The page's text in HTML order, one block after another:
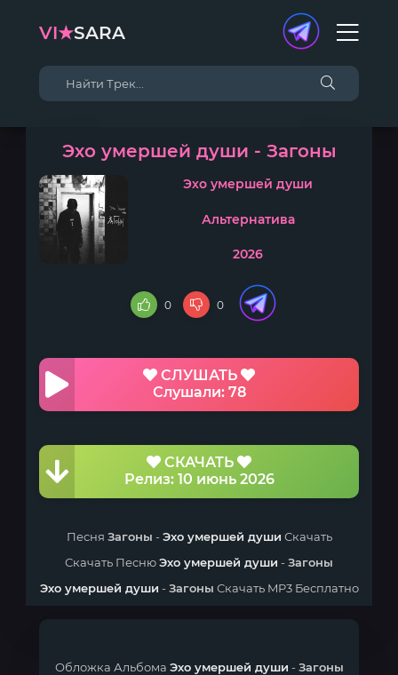
VI★SARA
Эхо умершей души - Загоны
Эхо умершей души
Альтернатива
2026
0 0
СЛУШАТЬ
Слушали: 78
СКАЧАТЬ
Релиз: 10 июнь 2026
Песня Загоны -Эхо умершей души Скачать
Скачать ПеснюЭхо умершей души -Загоны
Эхо умершей души -Загоны Скачать MP3 Бесплатно
Обложка Альбома Эхо умершей души -Загоны